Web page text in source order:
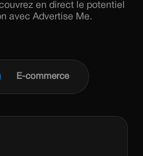
en direct le potentiel
avec Advertise Me.
E-commerce